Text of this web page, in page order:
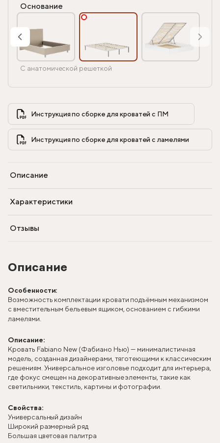
Описание
Особенности:
Возможность комплектации кровати подъёмным механизмом
с вместительным бельевым ящиком, основанием с гибкими
ламелями.
Описание:
Кровать Fabiano New (Фабиано Нью) — минималистичная
модель, созданная дизайнерами, тяготеющими к классическим
решениям. Универсальное изголовье подходит для интерьера,
где фокус смещен на декоративные элементы, такие как
светильники, текстиль, картины и фотографии.
Свойства:
Универсальный дизайн
Широкий размерный ряд
Большая цветовая палитра
Основание
С анатомической решеткой
Инструкция по сборке для кроватей с ПМ
Описание
Характеристики
Отзывы